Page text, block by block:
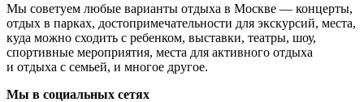
Мы советуем любые варианты отдыха в Москве — концерты,
отдых в парках, достопримечательности для экскурсий, места,
куда можно сходить с ребенком, выставки, театры, шоу,
спортивные мероприятия, места для активного отдыха
и отдыха с семьей, и многое другое.
Мы в социальных сетях